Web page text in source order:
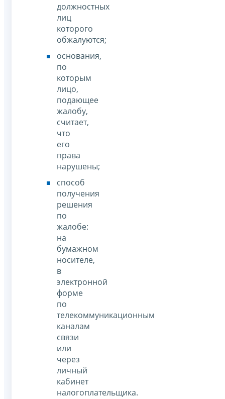
должностных
лиц
которого
обжалуются;
основания,
по
которым
лицо,
подающее
жалобу,
считает,
что
его
права
нарушены;
способ
получения
решения
по
жалобе:
на
бумажном
носителе,
в
электронной
форме
по
телекоммуникационным
каналам
связи
или
через
личный
кабинет
налогоплательщика.